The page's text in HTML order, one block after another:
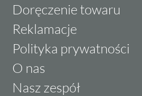
Doręczenie towaru
Reklamacje
Polityka prywatności
O nas
Nasz zespół